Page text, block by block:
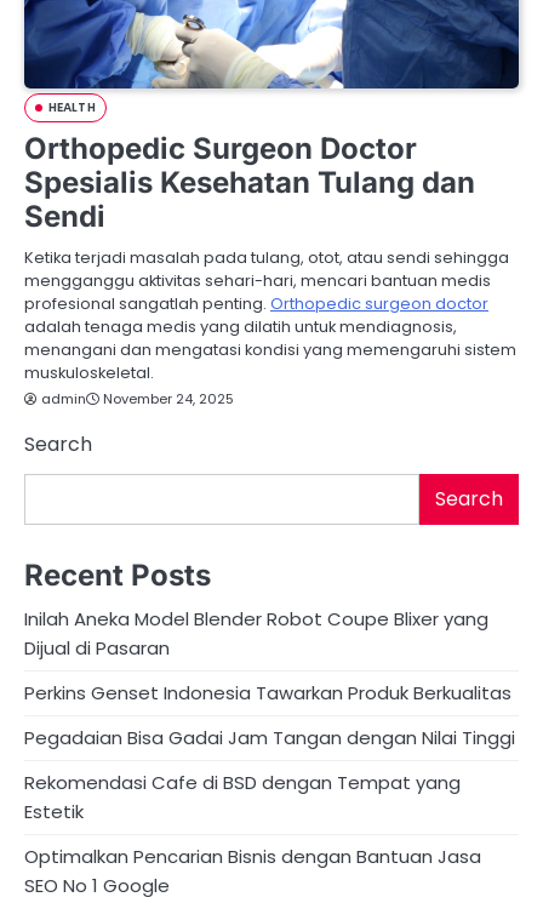
HEALTH
Orthopedic Surgeon Doctor
Spesialis Kesehatan Tulang dan
Sendi
Ketika terjadi masalah pada tulang, otot, atau sendi sehingga
mengganggu aktivitas sehari-hari, mencari bantuan medis
profesional sangatlah penting. Orthopedic surgeon doctor
adalah tenaga medis yang dilatih untuk mendiagnosis,
menangani dan mengatasi kondisi yang memengaruhi sistem
muskuloskeletal.
admin November 24, 2025
Search
Search
Recent Posts
Inilah Aneka Model Blender Robot Coupe Blixer yang
Dijual di Pasaran
Perkins Genset Indonesia Tawarkan Produk Berkualitas
Pegadaian Bisa Gadai Jam Tangan dengan Nilai Tinggi
Rekomendasi Cafe di BSD dengan Tempat yang
Estetik
Optimalkan Pencarian Bisnis dengan Bantuan Jasa
SEO No 1 Google